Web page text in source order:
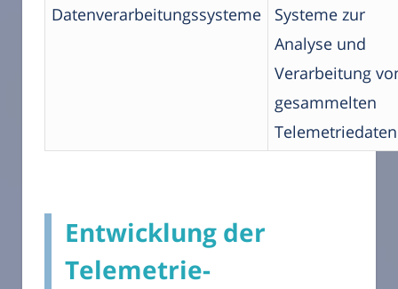
Datenverarbeitungssysteme
Systeme zur
Analyse und
Verarbeitung
gesammelten
Entwicklung der
Telemetrie-